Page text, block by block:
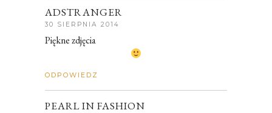
ADSTRANGER
30 SIERPNIA 2014
Piękne zdjęcia
ODPOWIEDZ
PEARL IN FASHION